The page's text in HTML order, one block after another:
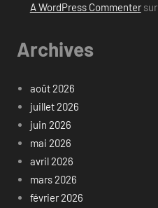
A WordPress Commentersur
Archives
août 2026
juillet 2026
juin 2026
mai 2026
avril 2026
mars 2026
février 2026